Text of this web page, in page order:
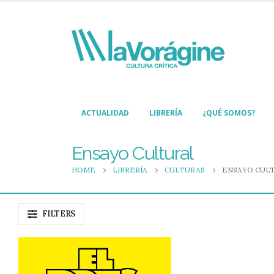
ACTUALIDAD LIBRERÍA ¿QUÉ SOMOS?
Ensayo Cultural
HOME LIBRERÍA CULTURAS ENSAYO
FILTERS